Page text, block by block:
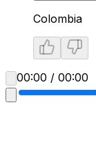
Colombia
00:00 / 00:00